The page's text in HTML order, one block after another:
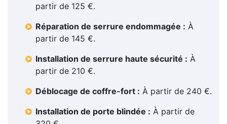
partir de 125 €.
Réparation de serrure endommagée : À
partir de 145 €.
Installation de serrure haute sécurité : À
partir de 210 €.
Déblocage de coffre-fort : À partir de 240 €.
Installation de porte blindée : À partir de